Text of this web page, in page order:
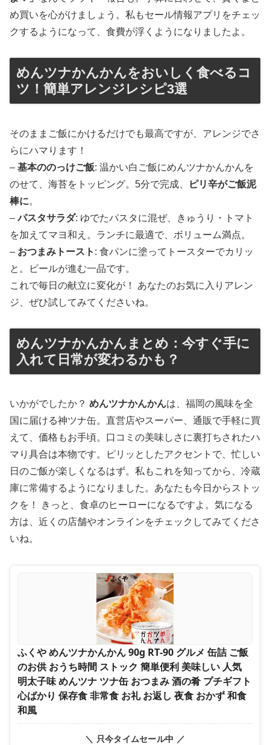
め買いを心がけましょう。私もセール情報アプリをチェッ
クするようになって、食費が浮くようになりましたよ。
めんツナかんかんをおいしく食べるコ
ツ！簡単アレンジレシピ3選
そのままご飯にかけるだけでも最高ですが、アレンジでさ
らにハマります！
– 基本ののっけご飯: 温かい白ご飯にめんツナかんかんを
のせて、海苔をトッピング。5分で完成、
ピリ辛がご飯泥
棒に。
–パスタサラダ: ゆでたパスタに混ぜ、きゅうり・トマト
を加えてマヨ和え。ランチに最適で、ボリューム満点。
– おつまみトースト : 食パンに塗ってトースターでカリッ
と。ビールが進む一品です。
これで毎日の献立に変化が！ あなたのお気に入りアレン
ジ、ぜひ試してみてくださいね。
めんツナかんかんまとめ：今すぐ手に
入れて日常が変わるかも？
いかがでしたか？ めんツナかんかんは、福岡の風味を全
国に届ける神ツナ缶。直営店やスーパー、通販で手軽に買
えて、価格もお手頃。口コミの美味しさに裏打ちされたハ
マり具合は本物です。ピリッとしたアクセントで、忙しい
日のご飯が楽しくなるはず。私もこれを知ってから、冷蔵
庫に常備するようになりました。あなたも今日からストッ
クを！ きっと、食卓のヒーローになるですよ。気になる
方は、近くの店舗やオンラインをチェックしてみてくださ
いね。
ふくや めんツナかんかん 90g RT‐90 グルメ 缶詰 ご飯
のお供 おうち時間 ストック 簡単便利 美味しい 人気
明太子味 めんツナ ツナ缶 おつまみ 酒の肴 プチギフト
心ばかり 保存食 非常食 お礼 お返し 夜食 おかず 和食
和風
＼ 只今タイムセール中 ／